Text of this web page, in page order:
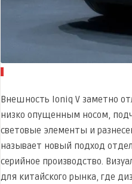
Внешность Ioniq V заметно
низко опущенным носом,
световые элементы и
называет новый подход
серийное производство.
для китайского рынка, где